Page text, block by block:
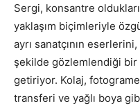
Sergi, konsantre
yaklaşım biçimleriyle
ayrı sanatçının
şekilde gözlemlendiği
getiriyor. Kolaj,
transferi ve yağlı boya